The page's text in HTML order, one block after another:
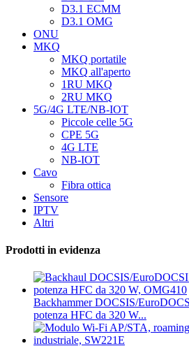
D3.1 ECMM
D3.1 OMG
ONU
MKQ
MKQ portatile
MKQ all'aperto
1RU MKQ
2RU MKQ
5G/4G LTE/NB-IOT
Piccole celle 5G
CPE 5G
4G LTE
NB-IOT
Cavo
Fibra ottica
Sensore
IPTV
Altri
Prodotti in evidenza
Backhammer DOCSIS/
potenza HFC da 320 W...